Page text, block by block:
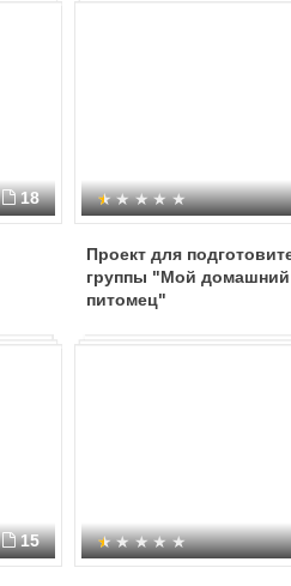
18
Проект для
группы "Мой домашний
питомец"
15